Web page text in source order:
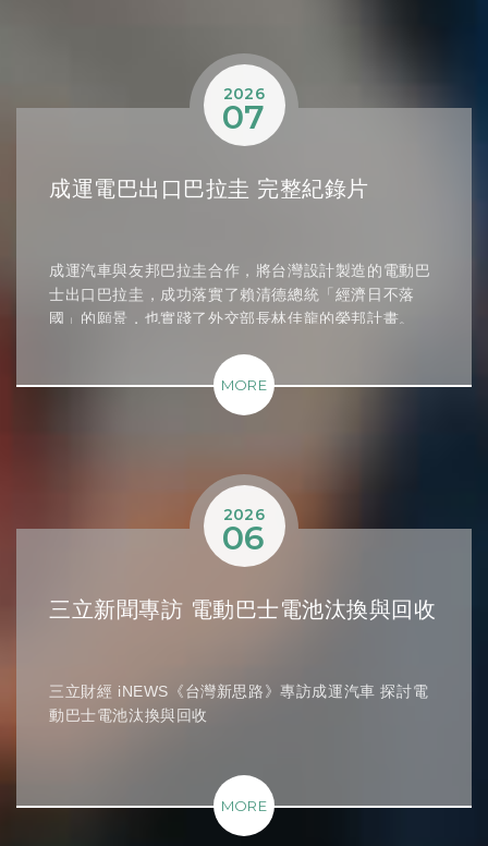
2026
07
成運電巴出口巴拉圭 完整紀錄片
成運汽車與友邦巴拉圭合作，將台灣設計製造的電動巴
士出口巴拉圭，成功落實了賴清德總統「經濟日不落
國」的願景，也實踐了外交部長林佳龍的榮邦計畫。
2026
06
三立新聞專訪 電動巴士電池汰換與回收
三立財經 iNEWS《台灣新思路》專訪成運汽車 探討電
動巴士電池汰換與回收